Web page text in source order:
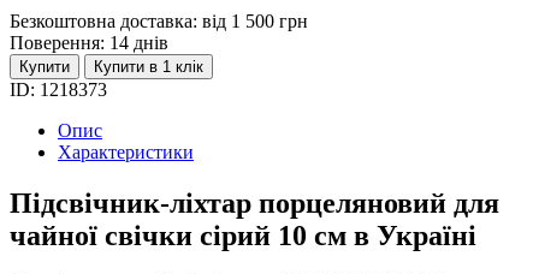
Безкоштовна доставка: від 1 500 грн
Поверення: 14 днів
Купити Купити в 1 клік
ID: 1218373
Опис
Характеристики
Підсвічник-ліхтар порцеляновий для
чайної свічки сірий 10 см в Україні